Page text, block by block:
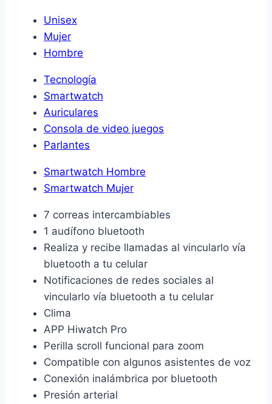
Unisex
Mujer
Hombre
Tecnología
Smartwatch
Auriculares
Consola de video juegos
Parlantes
Smartwatch Hombre
Smartwatch Mujer
7 correas intercambiables
1 audífono bluetooth
Realiza y recibe llamadas al vincularlo vía
bluetooth a tu celular
Notificaciones de redes sociales al
vincularlo vía bluetooth a tu celular
Clima
APP Hiwatch Pro
Perilla scroll funcional para zoom
Compatible con algunos asistentes de voz
Conexión inalámbrica por bluetooth
Presión arterial